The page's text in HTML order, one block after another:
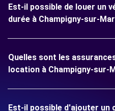
Est-il possible de louer un
durée à Champigny-sur-
Quelles sont les
location à Champigny-sur-
Est-il possible d'ajouter un